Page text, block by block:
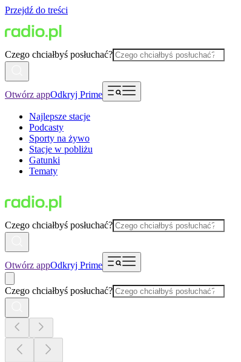
Przejdź do treści
Czego chciałbyś posłuchać?
Otwórz appOdkryj Prime
Najlepsze stacje
Podcasty
Sporty na żywo
Stacje w pobliżu
Gatunki
Tematy
Czego chciałbyś posłuchać?
Otwórz appOdkryj Prime
Czego chciałbyś posłuchać?